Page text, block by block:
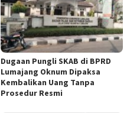
Dugaan Pungli SKAB di BPRD
Lumajang Oknum Dipaksa
Kembalikan Uang Tanpa
Prosedur Resmi